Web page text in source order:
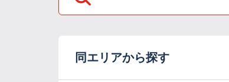
同エリアから探す